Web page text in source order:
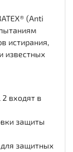
(Anti
истирания,
известных
входят в
защиты
защитных